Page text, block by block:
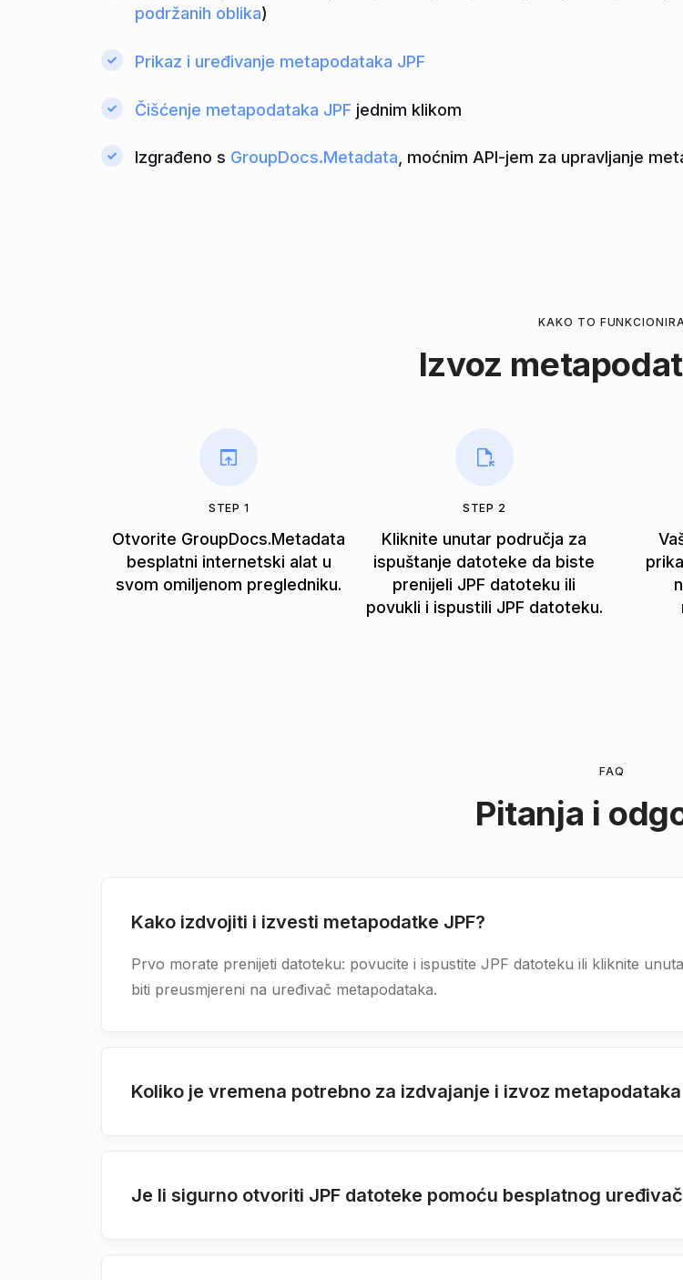
podržanih oblika)
Prikaz i uređivanje metapodataka JPF
Čišćenje metapodataka JPF jednim klikom
Izgrađeno s GroupDocs.Metadata , moćnim API-jem za upravljanje
KAKO TO
Izvoz
STEP 1
Otvorite GroupDocs.Metadata
besplatni internetski alat u
svom omiljenom pregledniku.
STEP 2
Kliknite unutar područja za
ispuštanje datoteke da biste
prenijeli JPF datoteku ili
povukli i ispustili JPF datoteku.
FAQ
Pitanja i
Kako izdvojiti i izvesti metapodatke JPF?
Prvo morate prenijeti datoteku: povucite i ispustite JPF datoteku ili kliknite
biti preusmjereni na uređivač metapodataka.
Koliko je vremena potrebno za izdvajanje i izvoz metapodataka
Je li sigurno otvoriti JPF datoteke pomoću besplatnog